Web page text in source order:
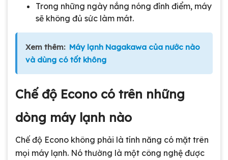
Trong những ngày nắng nóng đỉnh điểm, máy
sẽ không đủ sức làm mát.
Xem thêm: Máy lạnh Nagakawa của nước nào
và dùng có tốt không
Chế độ Econo có trên những
dòng máy lạnh nào
Chế độ Econo không phải là tính năng có mặt trên
mọi máy lạnh. Nó thường là một công nghệ được